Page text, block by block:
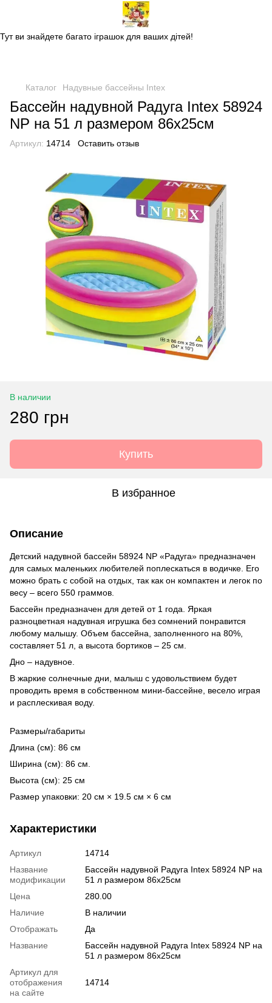
Магазин дитячих іграшок
Тут ви знайдете багато іграшок для ваших дітей!
Каталог Надувные бассейны Intex
Бассейн надувной Радуга Intex 58924
NP на 51 л размером 86х25см
Артикул: 14714 Оставить отзыв
В наличии
280 грн
Купить
В избранное
Описание
Детский надувной бассейн 58924 NP «Радуга» предназначен
для самых маленьких любителей поплескаться в водичке. Его
можно брать с собой на отдых, так как он компактен и легок по
весу – всего 550 граммов.
Бассейн предназначен для детей от 1 года. Яркая
разноцветная надувная игрушка без сомнений понравится
любому малышу. Объем бассейна, заполненного на 80%,
составляет 51 л, а высота бортиков – 25 см.
Дно – надувное.
В жаркие солнечные дни, малыш с удовольствием будет
проводить время в собственном мини-бассейне, весело играя
и расплескивая воду.
Размеры/габариты
Длина (см): 86 см
Ширина (см): 86 см.
Высота (см): 25 см
Размер упаковки: 20 см × 19.5 см × 6 см
Характеристики
Артикул
14714
Название
модификации
Бассейн надувной Радуга Intex 58924 NP на
51 л размером 86х25см
Цена
280.00
Наличие
В наличии
Отображать
Да
Название
Бассейн надувной Радуга Intex 58924 NP на
51 л размером 86х25см
Артикул для
отображения
на сайте
14714